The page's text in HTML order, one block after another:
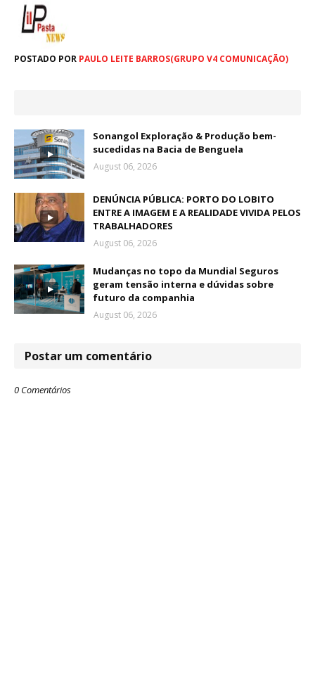
POSTADO POR PAULO LEITE BARROS(GRUPO V4 COMUNICAÇÃO)
Sonangol Exploração & Produção bem-
sucedidas na Bacia de Benguela
August 06, 2026
DENÚNCIA PÚBLICA: PORTO DO LOBITO
ENTRE A IMAGEM E A REALIDADE VIVIDA PELOS
TRABALHADORES
August 06, 2026
Mudanças no topo da Mundial Seguros
geram tensão interna e dúvidas sobre
futuro da companhia
August 06, 2026
Postar um comentário
0 Comentários